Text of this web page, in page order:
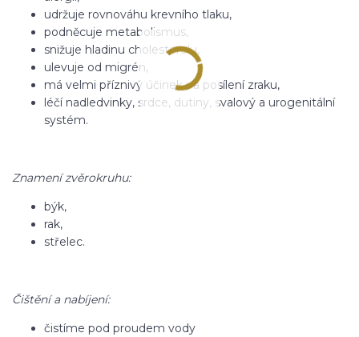
udržuje rovnováhu krevního tlaku,
podněcuje metabolismus,
snižuje hladinu cholesterolu,
ulevuje od migrén,
má velmi příznivý účinek na posílení zraku,
léčí nadledvinky, srdce, dutiny, svalový a urogenitální
systém.
Znamení zvěrokruhu:
býk,
rak,
střelec.
Čištění a nabíjení:
čistíme pod proudem vody